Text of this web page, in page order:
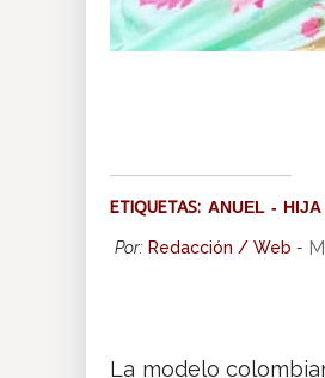
ETIQUETAS: ANUEL HIJA
Por: Redacción / Web -
La modelo